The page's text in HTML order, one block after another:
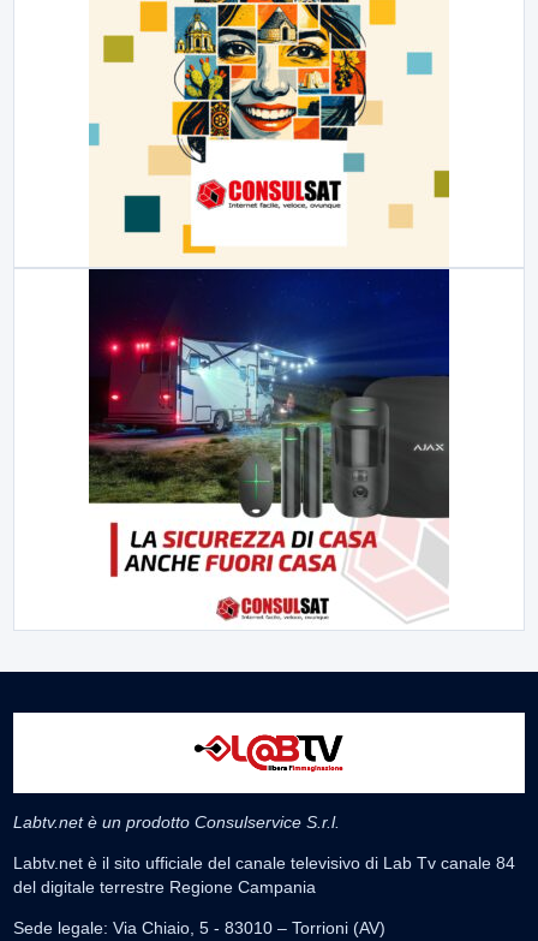
Labtv.net è un prodotto Consulservice S.r.l.
Labtv.net è il sito ufficiale del canale televisivo di Lab Tv canale 84
del digitale terrestre Regione Campania
Sede legale: Via Chiaio, 5 - 83010 – Torrioni (AV)